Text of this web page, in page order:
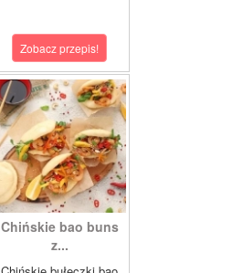
Zobacz przepis!
Chińskie bao buns
z...